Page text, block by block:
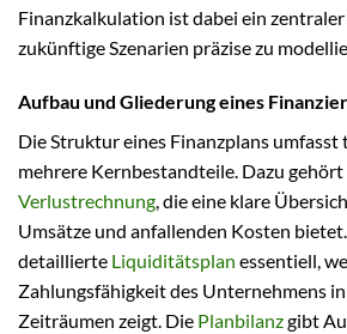
Finanzkalkulation ist dabei ein
zukünftige Szenarien präzise zu
Aufbau und Gliederung eines
Die Struktur eines Finanzplans umfasst
mehrere Kernbestandteile. Dazu gehört
Verlustrechnung, die eine klare
Umsätze und anfallenden Kosten
detaillierte Liquiditätsplan essentiell,
Zahlungsfähigkeit des Unternehmens
Zeiträumen zeigt. Die Planbilanzgibt